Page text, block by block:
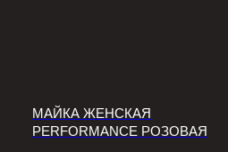
МАЙКА ЖЕНСКАЯ
PERFORMANCE РОЗОВАЯ